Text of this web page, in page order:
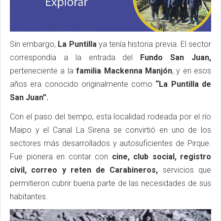
Sin embargo, La Puntillaya tenía historia previa. El sector
correspondía a la entrada del Fundo San Juan,
perteneciente a lafamilia Mackenna Manjón, y en esos
años era conocido originalmente como “La Puntilla de
San Juan”.
Con el paso del tiempo, esta localidad rodeada por el río
Maipo y el Canal La Sirena se convirtió en uno de los
sectores más desarrollados y autosuficientes de Pirque.
Fue pionera en contar con cine, club social, registro
civil, correo y reten de Carabineros, servicios que
permitieron cubrir buena parte de las necesidades de sus
habitantes.